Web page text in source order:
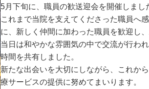
5月下旬に、職員の歓送迎会を開催しまし
これまで当院を支えてくださった職員へ
に、新しく仲間に加わった職員を歓迎し
当日は和やかな雰囲気の中で交流が行わ
時間を共有しました。
新たな出会いを大切にしながら、これか
療サービスの提供に努めてまいります。